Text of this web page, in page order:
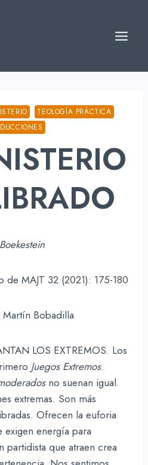
TEOLOGÍA PRÁCTICA
MAJT 32 (2021): 175-180
Bobadilla
LOS EXTREMOS. Los
Juegos Extremos.
no suenan igual.
extremas. Son más
Ofrecen la euforia
energía para
partidista que atraen crea